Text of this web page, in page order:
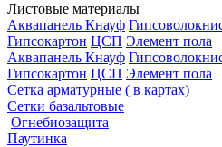
Листовые материалы
Аквапанель Кнауф
Гипсокартон ЦСП Элемент пола
Аквапанель Кнауф
Гипсокартон ЦСП Элемент пола
Сетка арматурные ( в картах)
Сетки базальтовые
Огнебиозащита
Паутинка